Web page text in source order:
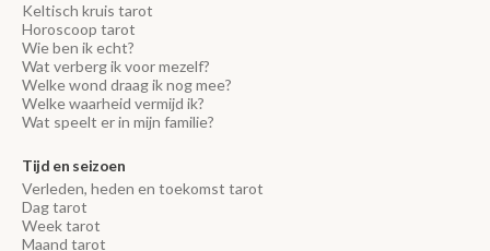
Keltisch kruis tarot
Horoscoop tarot
Wie ben ik echt?
Wat verberg ik voor mezelf?
Welke wond draag ik nog mee?
Welke waarheid vermijd ik?
Wat speelt er in mijn familie?
Tijd en seizoen
Verleden, heden en toekomst tarot
Dag tarot
Week tarot
Maand tarot